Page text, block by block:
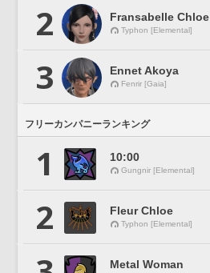
2 Fransabelle Chloe
Typhon [Elemental]
3 Ennet Akoya
Fenrir [Gaia]
フリーカンパニーランキング
1 10:00
Gungnir [Elemental]
2 Fleur Chloe
Typhon [Elemental]
Metal Woman